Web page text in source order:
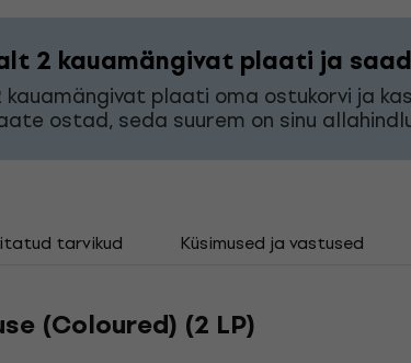
2 kauamängivat plaati ja
kauamängivat plaati oma ostukorvi ja
ostad, seda suurem on sinu
tarvikud Küsimused ja vastused
(Coloured) (2 LP)